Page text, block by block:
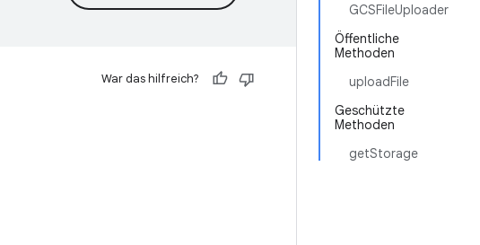
GCSFileUploader
Öffentliche
Methoden
uploadFile
Geschützte
Methoden
getStorage
War das hilfreich?